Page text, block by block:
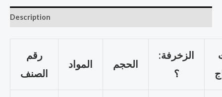
Description
رقم
الصنف
المواد الحجم
الزخرفة:
؟